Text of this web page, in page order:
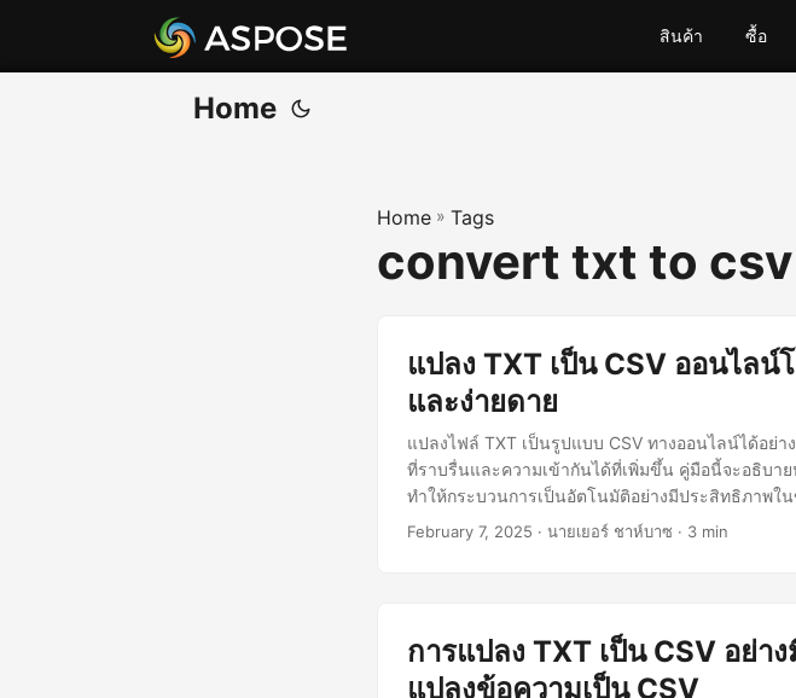
สินค้า ซื้อ
Home
Home » Tags
convert txt to csv
แปลง TXT เป็น CSV ออนไลน์
และง่ายดาย
แปลงไฟล์ TXT เป็นรูปแบบ CSV ทางออนไลน์ได้อย่า
ที่ราบรื่นและความเข้ากันได้ที่เพิ่มขึ้น คู่มือนี้จะอธิบา
ทำให้กระบวนการเป็นอัตโนมัติอย่างมีประสิทธิภาพ
February 7, 2025 · นายเยอร์ ชาห์บาซ · 3 min
การแปลง TXT เป็น CSV อย่
แปลงข้อความเป็น CSV